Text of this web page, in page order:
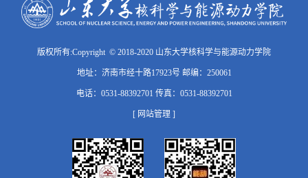
版权所有:Copyright © 2018-2020 山东大学核科学与能源动力学院
地址：济南市经十路17923号 邮编：250061
电话：0531-88392701 传真：0531-88392701
[ 网站管理 ]